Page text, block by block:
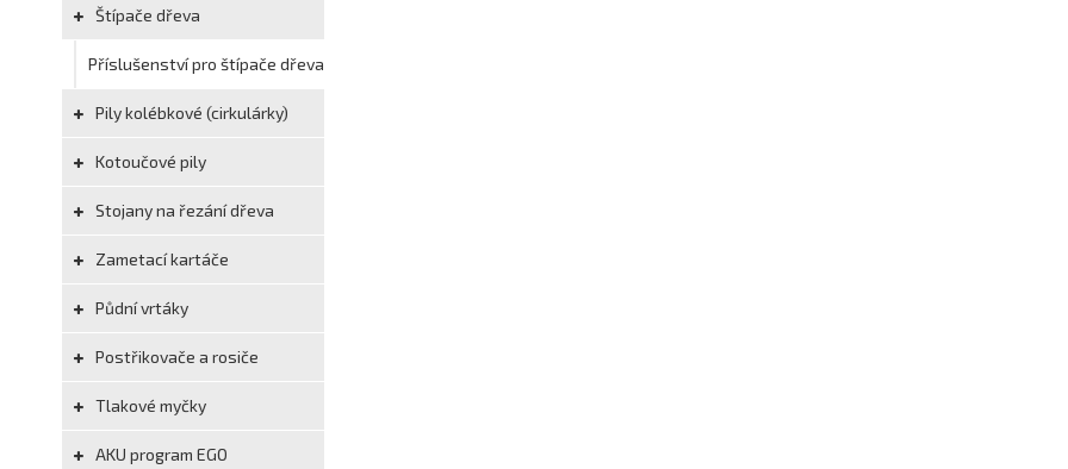
Štípače dřeva
Příslušenství pro štípače dřeva
Pily kolébkové (cirkulárky)
Kotoučové pily
Stojany na řezání dřeva
Zametací kartáče
Půdní vrtáky
Postřikovače a rosiče
Tlakové myčky
AKU program EGO